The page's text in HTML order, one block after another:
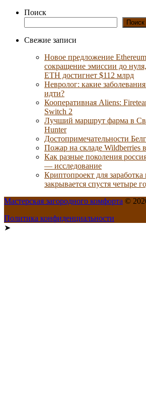
Поиск
Поиск
Свежие записи
Новое предложение
сокращение эмиссии до
ETH достигнет $112 млрд
Невролог: какие
идти?
Кооперативная Aliens:
Switch 2
Лучший маршрут фарма в
Hunter
Достопримечательности
Пожар на складе Wildberries
Как разные поколения
— исследование
Криптопроект для
закрывается спустя четыре
Мастерская загородного комфорта ©
Политика конфиденциальности
➤